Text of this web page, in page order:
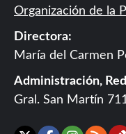
Organización de la
Directora:
María del Carmen
Administración,
Gral. San Martín